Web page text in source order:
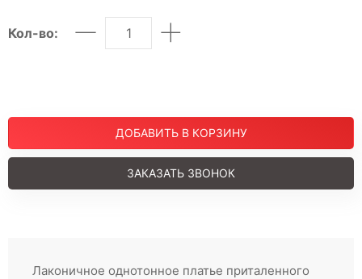
Шорты
ДЕТСКОЕ
Майки
Кол-во:
ДОБАВИТЬ В КОРЗИНУ
ЗАКАЗАТЬ ЗВОНОК
Лаконичное однотонное платье приталенного